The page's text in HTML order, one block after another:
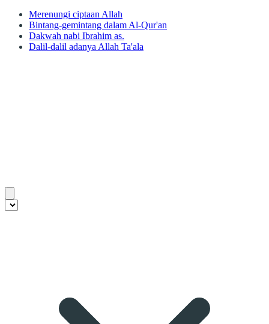
Merenungi ciptaan Allah
Bintang-gemintang dalam Al-Qur'an
Dakwah nabi Ibrahim as.
Dalil-dalil adanya Allah Ta'ala